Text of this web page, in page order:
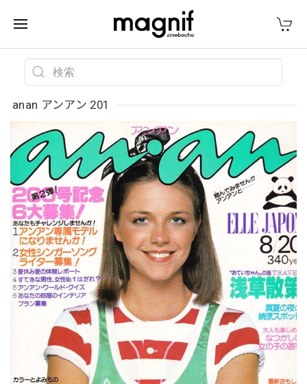
anan アンアン 201